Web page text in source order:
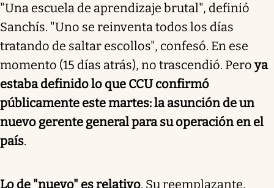
"Una escuela de aprendizaje brutal", definió
Sanchís. "Uno se reinventa todos los días
tratando de saltar escollos", confesó. En ese
momento (15 días atrás), no trascendió. Peroya
estaba definido lo que CCU confirmó
públicamente este martes: la asunción de un
nuevo gerente general para su operación en el
país.
Lo de "nuevo" es relativo. Su reemplazante,